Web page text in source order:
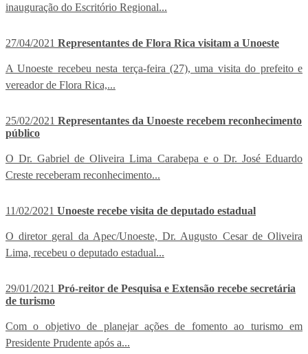
inauguração do Escritório Regional...
27/04/2021 Representantes de Flora Rica visitam a Unoeste
A Unoeste recebeu nesta terça-feira (27), uma visita do prefeito e
vereador de Flora Rica,...
25/02/2021 Representantes da Unoeste recebem reconhecimento
público
O Dr. Gabriel de Oliveira Lima Carabepa e o Dr. José Eduardo
Creste receberam reconhecimento...
11/02/2021 Unoeste recebe visita de deputado estadual
O diretor geral da Apec/Unoeste, Dr. Augusto Cesar de Oliveira
Lima, recebeu o deputado estadual...
29/01/2021 Pró-reitor de Pesquisa e Extensão recebe secretária
de turismo
Com o objetivo de planejar ações de fomento ao turismo em
Presidente Prudente após a...